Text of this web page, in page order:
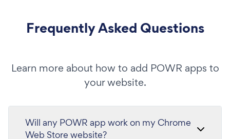
Frequently Asked Questions
Learn more about how to add POWR apps to
your website.
Will any POWR app work on my Chrome
Web Store website?